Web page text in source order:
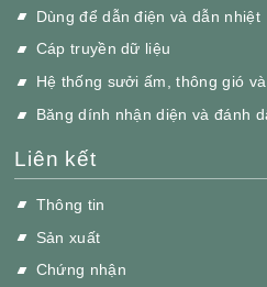
Dùng để dẫn điện và dẫn nhiệt
Cáp truyền dữ liệu
Hệ thống sưởi ấm, thông gió
Băng dính nhận diện và đánh
Liên kết
Thông tin
Sản xuất
Chứng nhận